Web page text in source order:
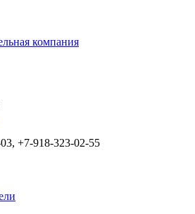
компания
+7-918-323-02-55